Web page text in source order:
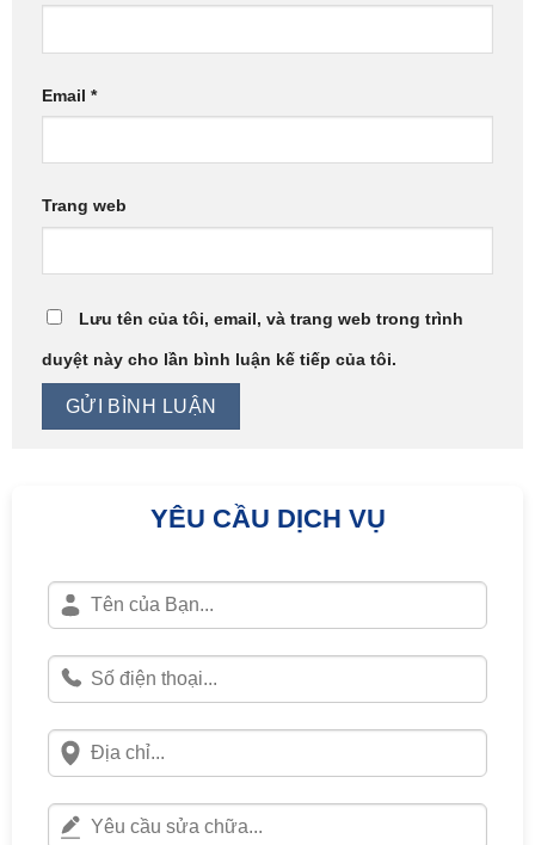
Email *
Trang web
Lưu tên của tôi, email, và trang web trong trình
duyệt này cho lần bình luận kế tiếp của tôi.
YÊU CẦU DỊCH VỤ